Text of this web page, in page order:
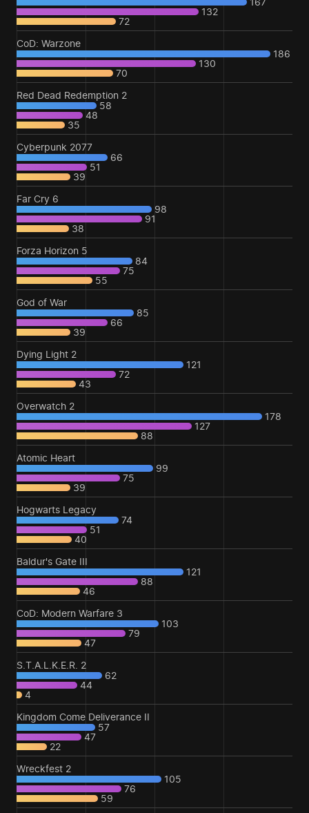
132
72
CoD: Warzone
186
130
70
Red Dead Redemption 2
58
48
35
Cyberpunk 2077
66
51
39
Far Cry 6
98
91
38
Forza Horizon 5
84
75
55
God of War
85
66
39
Dying Light 2
121
72
43
Overwatch 2
178
127
88
Atomic Heart
99
75
39
Hogwarts Legacy
74
51
40
Baldur's Gate III
121
88
46
CoD: Modern Warfare 3
103
79
47
S.T.A.L.K.E.R. 2
62
44
4
Kingdom Come Deliverance II
57
47
22
Wreckfest 2
105
76
59